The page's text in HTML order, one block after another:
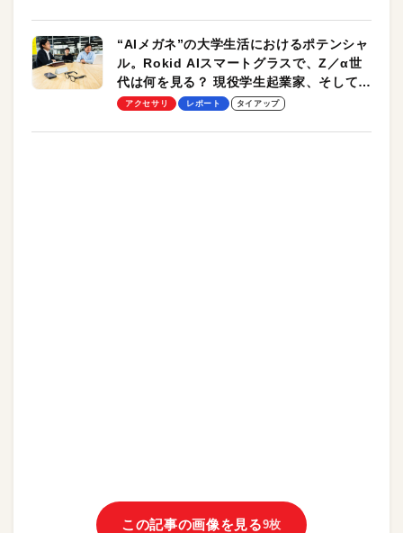
“AIメガネ”の大学生活におけるポテンシャ
ル。Rokid AIスマートグラスで、Z／α世
代は何を見る？ 現役学生起業家、そして教
授による体験会レポート【PR】
アクセサリ レポート タイアップ
この記事の画像を見る9枚